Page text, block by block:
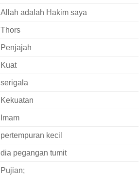
Allah adalah Hakim saya
Thors
Penjajah
Kuat
serigala
Kekuatan
Imam
pertempuran kecil
dia pegangan tumit
Pujian;